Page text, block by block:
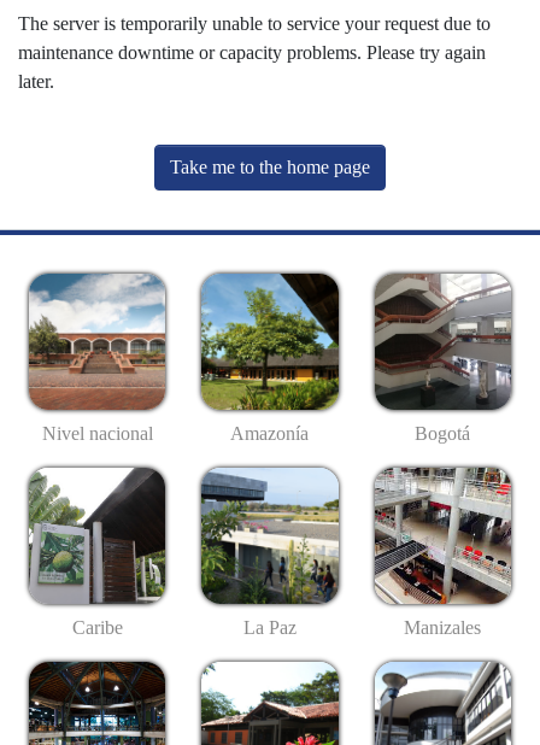
The server is temporarily unable to service your request due to
maintenance downtime or capacity problems. Please try again
later.
Take me to the home page
Nivel nacional Amazonía Bogotá
Caribe La Paz Manizales